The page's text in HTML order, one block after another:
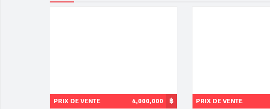
฿
PRIX DE VENTE 4,000,000 PRIX DE VENTE